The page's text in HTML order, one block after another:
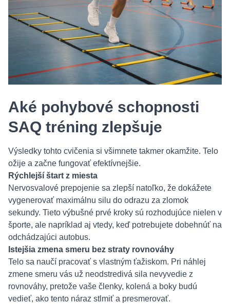
Aké pohybové schopnosti
SAQ tréning zlepšuje
Výsledky tohto cvičenia si všimnete takmer okamžite. Telo
ožije a začne fungovať efektívnejšie.
Rýchlejší štart z miesta
Nervosvalové prepojenie sa zlepší natoľko, že dokážete
vygenerovať maximálnu silu do odrazu za zlomok
sekundy. Tieto výbušné prvé kroky sú rozhodujúce nielen v
športe, ale napríklad aj vtedy, keď potrebujete dobehnúť na
odchádzajúci autobus.
Istejšia zmena smeru bez straty rovnováhy
Telo sa naučí pracovať s vlastným ťažiskom. Pri náhlej
zmene smeru vás už neodstredivá sila nevyvedie z
rovnováhy, pretože vaše členky, kolená a boky budú
vedieť, ako tento náraz stlmiť a presmerovať.